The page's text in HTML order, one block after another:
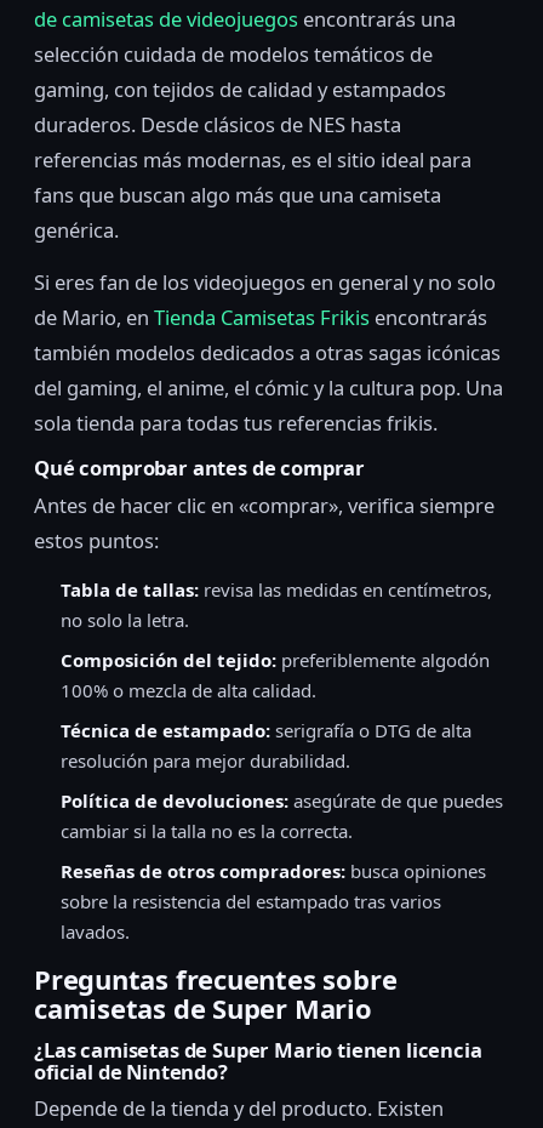
de camisetas de videojuegos encontrarás una
selección cuidada de modelos temáticos de
gaming, con tejidos de calidad y estampados
duraderos. Desde clásicos de NES hasta
referencias más modernas, es el sitio ideal para
fans que buscan algo más que una camiseta
genérica.
Si eres fan de los videojuegos en general y no solo
de Mario, en Tienda Camisetas Frikis encontrarás
también modelos dedicados a otras sagas icónicas
del gaming, el anime, el cómic y la cultura pop. Una
sola tienda para todas tus referencias frikis.
Qué comprobar antes de comprar
Antes de hacer clic en «comprar», verifica siempre
estos puntos:
Tabla de tallas: revisa las medidas en centímetros,
no solo la letra.
Composición del tejido: preferiblemente algodón
100% o mezcla de alta calidad.
Técnica de estampado: serigrafía o DTG de alta
resolución para mejor durabilidad.
Política de devoluciones: asegúrate de que puedes
cambiar si la talla no es la correcta.
Reseñas de otros compradores: busca opiniones
sobre la resistencia del estampado tras varios
lavados.
Preguntas frecuentes sobre
camisetas de Super Mario
¿Las camisetas de Super Mario tienen licencia
oficial de Nintendo?
Depende de la tienda y del producto. Existen